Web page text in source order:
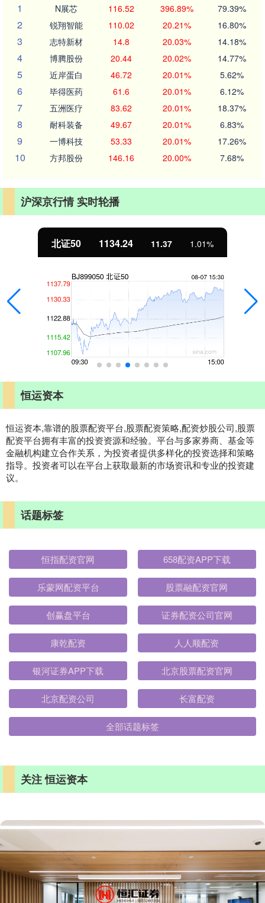
1
N展芯 116.52 396.89% 79.39%
2 锐翔智能 110.02 20.21% 16.80%
3 志特新材 14.8 20.03% 14.18%
4 博腾股份 20.44 20.02% 14.77%
5 近岸蛋白 46.72 20.01% 5.62%
6 毕得医药 61.6 20.01% 6.12%
7 五洲医疗 83.62 20.01% 18.37%
8 耐科装备 49.67 20.01% 6.83%
9 一博科技 53.33 20.01% 17.26%
10 方邦股份 146.16 20.00% 7.68%
沪深京行情 实时轮播
北证50 1134.24 11.37 1.01%
恒运资本
恒运资本,靠谱的股票配资平台,股票配资策略,配资炒股公司,股票
配资平台拥有丰富的投资资源和经验。平台与多家券商、基金等
金融机构建立合作关系，为投资者提供多样化的投资选择和策略
指导。投资者可以在平台上获取最新的市场资讯和专业的投资建
议。
话题标签
恒指配资官网 658配资APP下载
乐蒙网配资平台 股票融配资官网
创赢盘平台 证券配资公司官网
康乾配资 人人顺配资
银河证券APP下载 北京股票配资官网
北京配资公司 长富配资
全部话题标签
关注 恒运资本